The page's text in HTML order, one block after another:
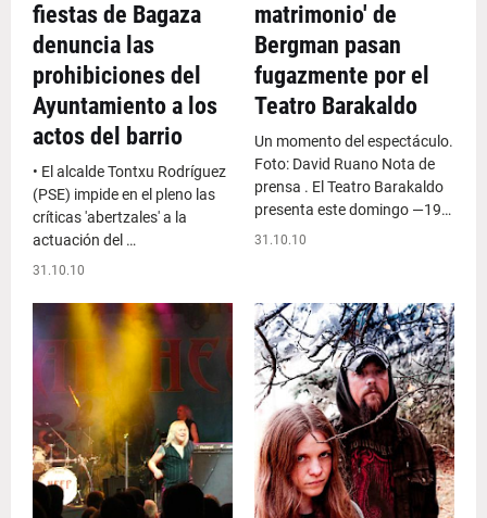
fiestas de Bagaza
denuncia las
prohibiciones del
Ayuntamiento a los
actos del barrio
• El alcalde Tontxu Rodríguez
(PSE) impide en el pleno las
críticas 'abertzales' a la
actuación del …
31.10.10
matrimonio' de
Bergman pasan
fugazmente por el
Teatro Barakaldo
Un momento del espectáculo.
Foto: David Ruano Nota de
prensa . El Teatro Barakaldo
presenta este domingo —19…
31.10.10